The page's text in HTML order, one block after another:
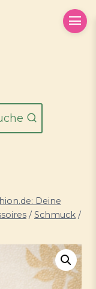
Deine
/ Schmuck /